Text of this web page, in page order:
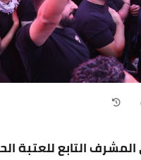
التابع للعتبة